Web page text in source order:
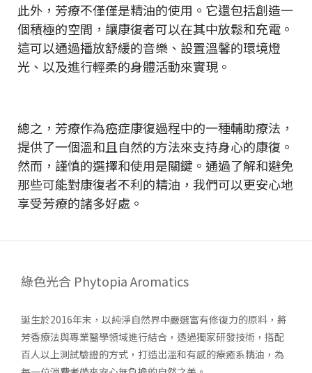
此外，芳療不僅僅是精油的使用。它還包括創造一
個積極的空間，讓康復者可以在其中放鬆和充電。
這可以通過播放舒緩的音樂、設置溫馨的環境燈
光、以及進行輕柔的身體活動來實現。
總之，芳療作為癌症康復過程中的一種輔助療法，
提供了一個溫和且自然的方法來支持身心的康復。
然而，謹慎的選擇和使用是關鍵。通過了解和避免
那些可能對康復者不利的精油，我們可以更安心地
享受芳療的諸多好處。
綠色光合 Phytopia Aromatics
誕生於2016年末，以純淨自然界中嚴選富有修復力的原料，將
芳香療法與專業醫學領域進行結合，透過獨家研發技術，搭配
百人以上測試驗證的方式，打造出溫和有感的療癒系精油，為